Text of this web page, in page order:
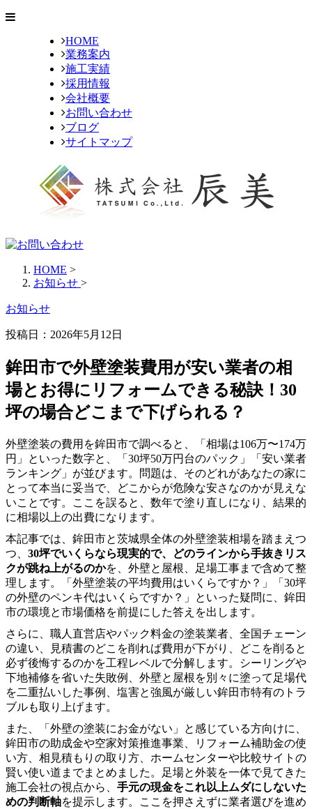
HOME
業務案内
施工実績
採用情報
会社概要
お問い合わせ
ブログ
サイトマップ
HOME >
お知らせ >
お知らせ
投稿日： 2026年5月12日
鉾田市で外壁塗装費用が安い業者の相
場とお得にリフォームできる秘訣！30
坪の場合どこまで下げられる？
外壁塗装の費用を鉾田市で調べると、「相場は106万〜174万
円」といった数字と、「30坪50万円台のパック」「安い業者
ランキング」が並びます。問題は、そのどれがあなたの家に
とって本当に妥当で、どこからが危険な安さなのかが見えな
いことです。ここを誤ると、数年で塗り直しになり、結果的
に相場以上の出費になります。
本記事では、鉾田市と茨城県全体の外壁塗装相場を踏まえつ
つ、 30坪でいくらなら現実的で、どのラインから手抜きリス
クが跳ね上がるのかを、外壁と屋根、足場工事まで含めて整
理します。「外壁塗装の平均費用はいくらですか？」「30坪
の外壁のペンキ代はいくらですか？」といった疑問に、鉾田
市の環境と市場価格を前提にした答えを出します。
さらに、職人直営店やパック料金の塗装業者、全国チェーン
の違い、見積書のどこを削れば費用が下がり、どこを削ると
必ず後悔するのかを工程レベルで分解します。シーリングや
下地補修を省いた失敗例、外壁と屋根を別々に塗って足場代
を二重払いした事例、塩害と強風が厳しい鉾田市特有のトラ
ブルも取り上げます。
また、「外壁の塗装にお金がない」と感じている方向けに、
鉾田市の助成金や空家対策推進事業、リフォーム補助金の使
い方、相見積もりの取り方、ホームセンターや比較サイトの
賢い使い道までまとめました。足場と外装を一体で見てきた
施工会社の視点から、 手元の現金をこれ以上ムダにしないた
めの判断軸を提示します。ここを押さえずに業者選びを進め